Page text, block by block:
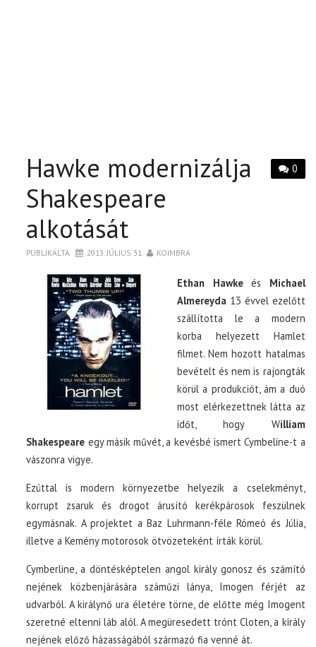
0
Hawke modernizálja
Shakespeare
alkotását
PUBLIKÁLTA 2013. JÚLIUS 31. KOIMBRA
Ethan Hawkeés Michael
Almereyda 13 évvel ezelőtt
szállította le a modern
korba helyezett Hamlet
filmet. Nem hozott hatalmas
bevételt és nem is rajongták
körül a produkciót, ám a duó
most elérkezettnek látta az
időt, hogy William
Shakespeare egy másik művét, a kevésbé ismert Cymbeline-t a
vászonra vigye.
Ezúttal is modern környezetbe helyezik a cselekményt,
korrupt zsaruk és drogot árusító kerékpárosok feszülnek
egymásnak. A projektet a Baz Luhrmann-féle Rómeó és Júlia,
illetve a Kemény motorosok ötvözeteként írták körül.
Cymberline, a döntésképtelen angol király gonosz és számító
nejének közbenjárására száműzi lánya, Imogen férjét az
udvarból. A királynő ura életére törne, de előtte még Imogent
szeretné eltenni láb alól. A megüresedett trónt Cloten, a király
nejének előző házasságából származó fia venné át.